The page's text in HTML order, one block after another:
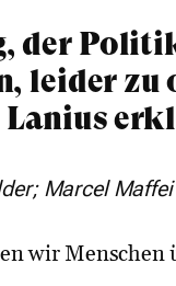
der
leider
Marcel Maffei
wir Menschen